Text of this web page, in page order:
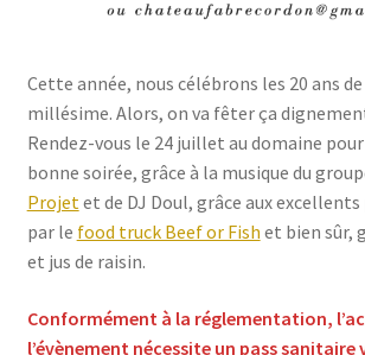
Cette année, nous célébrons les 20 ans
millésime. Alors, on va fêter ça
Rendez-vous le 24 juillet au domaine
bonne soirée, grâce à la musique du
Projet et de DJ Doul, grâce aux
par le food truck Beef or Fish et bien sûr,
et jus de raisin.
Conformément à la réglementation,
l’évènement nécessite un pass